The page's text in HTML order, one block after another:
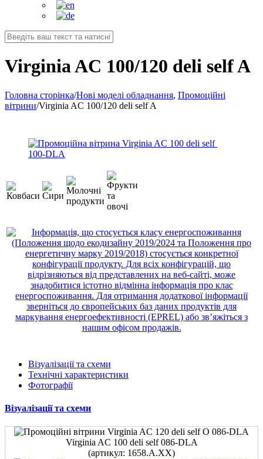
Virginia AC 100/120 deli self A
Головна сторінка/Нові моделі обладнання, Промоційні
вітрини/Virginia AC 100/120 deli self A
Візуалізації та схеми
Технічні характеристики
Фотографії
Візуалізації та схеми
Virginia AC 100 deli self 086-DLA
(артикул: 1658.A.ХХ)